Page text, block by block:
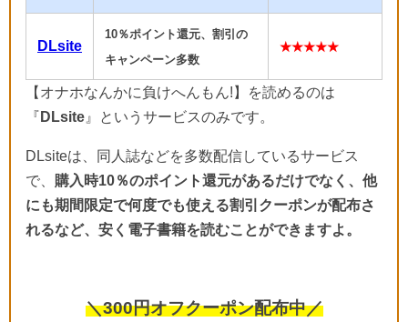
DLsite
10％ポイント還元、割引の
キャンペーン多数
★★★★★
【オナホなんかに負けへんもん!】を読めるのは
『 DLsite 』というサービスのみです。
DLsiteは、同人誌などを多数配信しているサービス
で、
購入時10％のポイント還元があるだけでなく、他
にも期間限定で何度でも使える割引クーポンが配布さ
れるなど、安く電子書籍を読むことができますよ。
＼300円オフクーポン配布中／